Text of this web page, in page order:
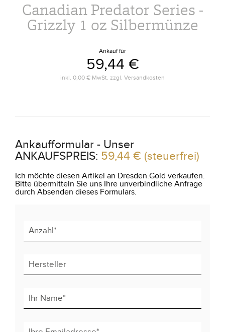
Canadian Predator Series -
Grizzly 1 oz Silbermünze
Ankauf für
59,44 €
inkl. 0,00 € MwSt. zzgl. Versandkosten
Ankaufformular - Unser
ANKAUFSPREIS: 59,44 € (steuerfrei)
Ich möchte diesen Artikel an Dresden.Gold verkaufen.
Bitte übermitteln Sie uns Ihre unverbindliche Anfrage
durch Absenden dieses Formulars.